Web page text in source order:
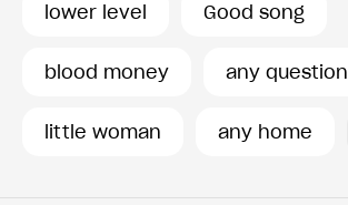
lower level Good song
blood money any question
little woman any home